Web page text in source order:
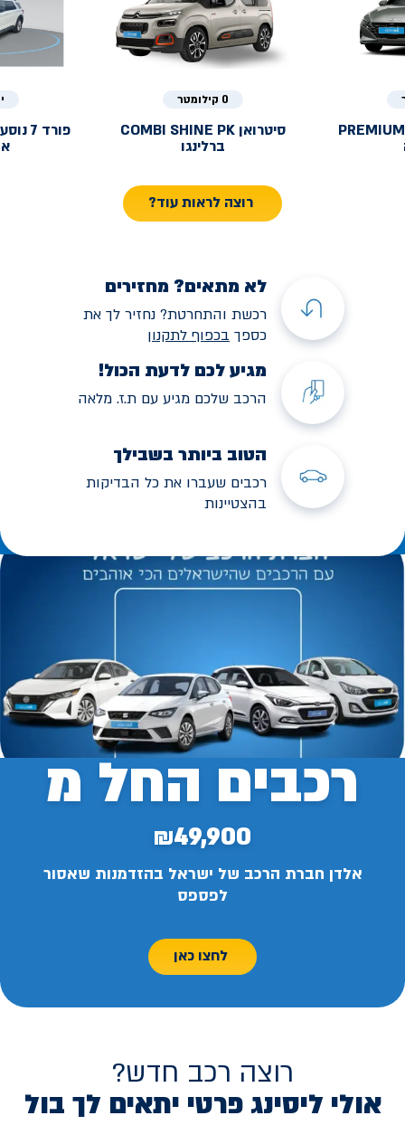
0 קילומטר
סיטרואן COMBI SHINE PK
ברלינגו
פורד
רוצה לראות עוד?
לא מתאים? מחזירים
רכשת והתחרטת? נחזיר לך את
כספך בכפוף לתקנון
מגיע לכם לדעת הכול!
הרכב שלכם מגיע עם ת.ז. מלאה
הטוב ביותר בשבילך
רכבים שעברו את כל הבדיקות
בהצטיינות
רכבים החל מ
₪49,900
אלדן חברת הרכב של ישראל בהזדמנות שאסור
לפספס
לחצו כאן
רוצה רכב חדש?
אולי ליסינג פרטי יתאים לך בול